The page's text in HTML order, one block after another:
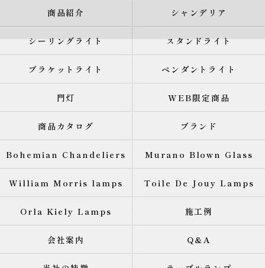
商品紹介 シャンデリア
シーリングライト スタンドライト
ブラケットライト ペンダントライト
門灯 WEB限定商品
商品カタログ ブランド
Bohemian Chandeliers Murano Blown Glass
William Morris lamps Toile De Jouy Lamps
Orla Kiely Lamps 施工例
会社案内 Q&A